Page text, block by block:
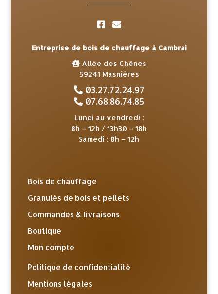
Entreprise de bois de chauffage à Cambrai
Allée des Chênes
59241 Masnières
03.27.72.24.97
07.68.86.74.85
Lundi au vendredi :
8h – 12h / 13h30 – 18h
Samedi : 8h – 12h
Bois de chauffage
Granulés de bois et pellets
Commandes & livraisons
Boutique
Mon compte
Politique de confidentialité
Mentions légales